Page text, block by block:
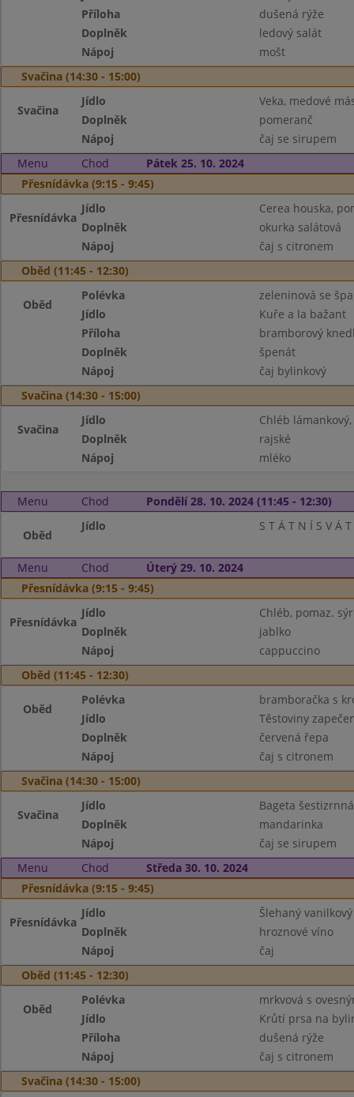
Příloha
dušená rýže
Doplněk
ledový salát
Nápoj
mošt
Svačina (14:30 - 15:00)
Svačina
Jídlo
Veka, medové
Doplněk
pomeranč
Nápoj
čaj se sirupem
Menu
Chod
Pátek 25. 10. 2024
Přesnídávka (9:15 - 9:45)
Přesnídávka
Jídlo
Cerea houska,
Doplněk
okurka salátová
Nápoj
čaj s citronem
Oběd (11:45 - 12:30)
Oběd
Polévka
zeleninová se
Jídlo
Kuře a la bažant
Příloha
bramborový
Doplněk
špenát
Nápoj
čaj bylinkový
Svačina (14:30 - 15:00)
Svačina
Jídlo
Chléb
Doplněk
rajské
Nápoj
mléko
Menu Chod Pondělí 28. 10. 2024 (11:45 - 12:30)
Oběd
Jídlo S T Á T N Í S V Á T
Menu Chod
Úterý 29. 10. 2024
Přesnídávka (9:15 - 9:45)
Přesnídávka
Jídlo
Chléb, pomaz.
Doplněk
jablko
Nápoj
cappuccino
Oběd (11:45 - 12:30)
Oběd
Polévka
bramboračka s
Jídlo
Těstoviny
Doplněk
červená řepa
Nápoj
čaj s citronem
Svačina (14:30 - 15:00)
Svačina
Jídlo
Bageta
Doplněk
mandarinka
Nápoj
čaj se sirupem
Menu
Chod
Středa 30. 10. 2024
Přesnídávka (9:15 - 9:45)
Přesnídávka
Jídlo
Šlehaný
Doplněk
hroznové víno
Nápoj
čaj
Oběd (11:45 - 12:30)
Oběd
Polévka
mrkvová s
Jídlo
Krůtí prsa na
Příloha
dušená rýže
Nápoj
čaj s citronem
Svačina (14:30 - 15:00)